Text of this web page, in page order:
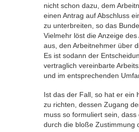
nicht schon dazu, dem
einen Antrag auf Abschluss
zu unterbreiten, so das
Vielmehr löst die Anzeige
aus, den Arbeitnehmer über
Es ist sodann der
vertraglich vereinbarte
und im entsprechenden
Ist das der Fall, so hat er ein
zu richten, dessen Zugang
muss so formuliert sein, dass
durch die bloße Zustimmung